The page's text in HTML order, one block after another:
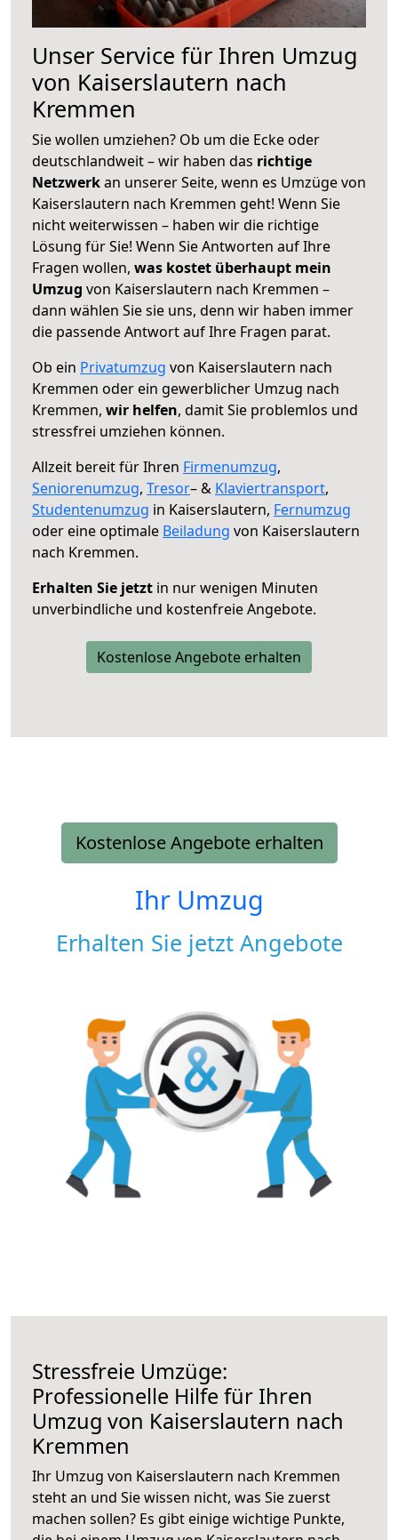
Unser Service für Ihren Umzug
von Kaiserslautern nach
Kremmen
Sie wollen umziehen? Ob um die Ecke oder
deutschlandweit – wir haben das richtige
Netzwerkan unserer Seite, wenn es Umzüge von
Kaiserslautern nach Kremmen geht! Wenn Sie
nicht weiterwissen – haben wir die richtige
Lösung für Sie! Wenn Sie Antworten auf Ihre
Fragen wollen, was kostet überhaupt mein
Umzug von Kaiserslautern nach Kremmen –
dann wählen Sie sie uns, denn wir haben immer
die passende Antwort auf Ihre Fragen parat.
Ob ein Privatumzug von Kaiserslautern nach
Kremmen oder ein gewerblicher Umzug nach
Kremmen, wir helfen, damit Sie problemlos und
stressfrei umziehen können.
Allzeit bereit für Ihren Firmenumzug,
Seniorenumzug, Tresor– & Klaviertransport,
Studentenumzug in Kaiserslautern, Fernumzug
oder eine optimale Beiladung von Kaiserslautern
nach Kremmen.
Erhalten Sie jetzt in nur wenigen Minuten
unverbindliche und kostenfreie Angebote.
Kostenlose Angebote erhalten
Kostenlose Angebote erhalten
Ihr Umzug
Erhalten Sie jetzt Angebote
Stressfreie Umzüge:
Professionelle Hilfe für Ihren
Umzug von Kaiserslautern nach
Kremmen
Ihr Umzug von Kaiserslautern nach Kremmen
steht an und Sie wissen nicht, was Sie zuerst
machen sollen? Es gibt einige wichtige Punkte,